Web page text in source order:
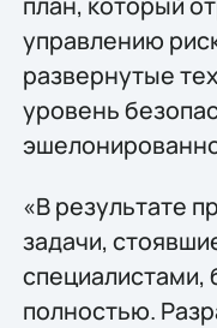
управлению
развернутые
уровень
«В результате
задачи,
полностью.